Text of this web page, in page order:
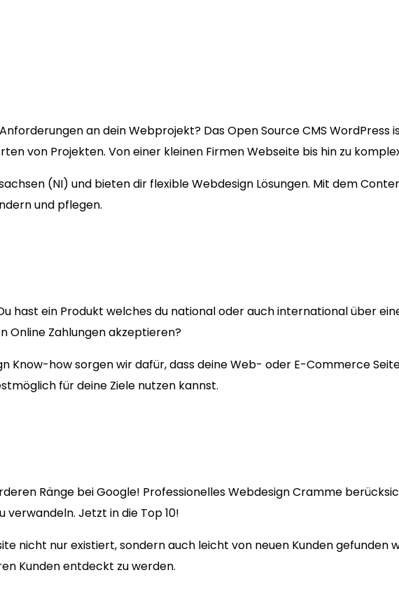
an dein Webprojekt? Das Open Source CMS
von Projekten. Von einer kleinen Firmen Webseite bis hin zu
(NI) und bieten dir flexible Webdesign Lösungen. Mit dem
und pflegen.
hast ein Produkt welches du national oder auch international über
Online Zahlungen akzeptieren?
Know-how sorgen wir dafür, dass deine Web- oder E-Commerce
für deine Ziele nutzen kannst.
Ränge bei Google! Professionelles Webdesign Cramme
verwandeln. Jetzt in die Top 10!
nicht nur existiert, sondern auch leicht von neuen Kunden
Kunden entdeckt zu werden.